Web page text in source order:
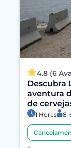
4.8 (6
Descubra
aventura
de
1 Horas 8-